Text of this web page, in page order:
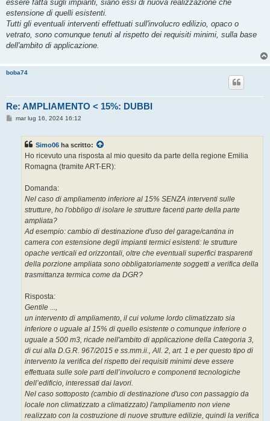
essere fatta sugli impianti, siano essi di nuova realizzazione che
estensione di quelli esistenti.
Tutti gli eventuali interventi effettuati sull'involucro edilizio, opaco o
vetrato, sono comunque tenuti al rispetto dei requisiti minimi, sulla base
dell'ambito di applicazione.
boba74
Re: AMPLIAMENTO < 15%: DUBBI
Mmar lug 16, 2024 16:12
Simo06 ha scritto:
Ho ricevuto una risposta al mio quesito da parte della regione Emilia
Romagna (tramite ART-ER):
Domanda:
Nel caso di ampliamento inferiore al 15% SENZA interventi sulle
strutture, ho l'obbligo di isolare le strutture facenti parte della parte
ampliata?
Ad esempio: cambio di destinazione d'uso del garage/cantina in
camera con estensione degli impianti termici esistenti: le strutture
opache verticali ed orizzontali, oltre che eventuali superfici trasparenti
della porzione ampliata sono obbligatoriamente soggetti a verifica della
trasmittanza termica come da DGR?
Risposta:
Gentile ...,
un intervento di ampliamento, il cui volume lordo climatizzato sia
inferiore o uguale al 15% di quello esistente o comunque inferiore o
uguale a 500 m3, ricade nell'ambito di applicazione della Categoria 3,
di cui alla D.G.R. 967/2015 e ss.mm.ii., All. 2, art. 1 e per questo tipo di
intervento la verifica del rispetto dei requisiti minimi deve essere
effettuata sulle sole parti dell’involucro e componenti tecnologiche
dell’edificio, interessati dai lavori.
Nel caso sottoposto (cambio di destinazione d'uso con passaggio da
locale non climatizzato a climatizzato) l'ampliamento non viene
realizzato con la costruzione di nuove strutture edilizie, quindi la verifica